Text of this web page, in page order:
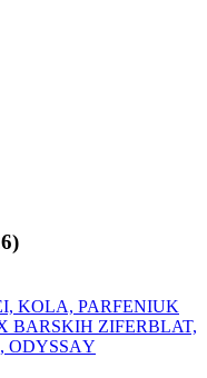
⁠KOLA, ⁠⁠PARFENIUK
BARSKIH ⁠ZIFERBLAT,
⁠ODYSSАY